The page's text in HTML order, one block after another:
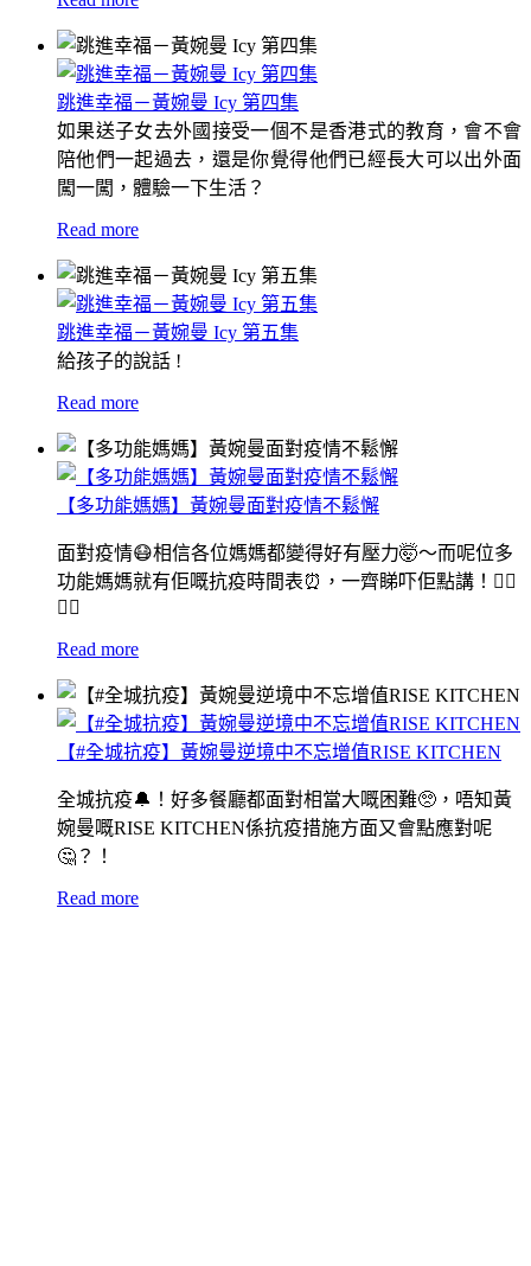
跳進幸福－黃婉曼 Icy 第四集
如果送子女去外國接受一個不是香港式的教育，會不會
陪他們一起過去，還是你覺得他們已經長大可以出外面
闖一闖，體驗一下生活？
Read more
跳進幸福－黃婉曼 Icy 第五集
給孩子的說話 !
Read more
【多功能媽媽】黃婉曼面對疫情不鬆懈
面對疫情😷相信各位媽媽都變得好有壓力🤯〜而呢位多
功能媽媽就有佢嘅抗疫時間表⏰，一齊睇吓佢點講！👆🏻
👆🏻
Read more
【#全城抗疫】黃婉曼逆境中不忘增值RISE KITCHEN
全城抗疫🔔！好多餐廳都面對相當大嘅困難🥺，唔知黃
婉曼嘅RISE KITCHEN係抗疫措施方面又會點應對呢
🤔？！
Read more